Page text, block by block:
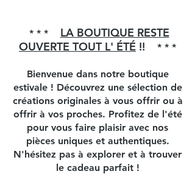
* * * LA BOUTIQUE RESTE
OUVERTE TOUT L' ÉTÉ !! * * *
Bienvenue dans notre boutique
estivale ! Découvrez une sélection de
créations originales à vous offrir ou à
offrir à vos proches. Profitez de l'été
pour vous faire plaisir avec nos
pièces uniques et authentiques.
N'hésitez pas à explorer et à trouver
le cadeau parfait !